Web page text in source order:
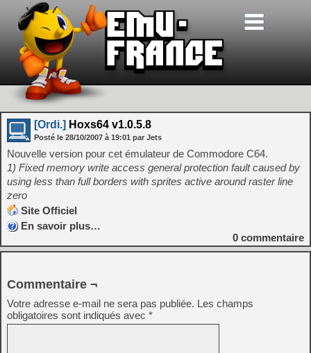
[Ordi.] Hoxs64 v1.0.5.8
Posté le 28/10/2007 à 19:01 par Jets
Nouvelle version pour cet émulateur de Commodore C64.
1) Fixed memory write access general protection fault caused by
using less than full borders with sprites active around raster line
zero
Site Officiel
En savoir plus…
0 commentaire
Commentaire ¬
Votre adresse e-mail ne sera pas publiée. Les champs
obligatoires sont indiqués avec *